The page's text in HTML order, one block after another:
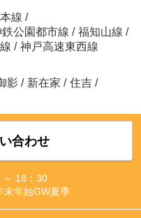
線 /
鉄公園都市線 / 福知山線 /
/ 神戸高速東西線
影 / 新在家 / 住吉 /
合わせ
～ 18：30
末年始GW夏季